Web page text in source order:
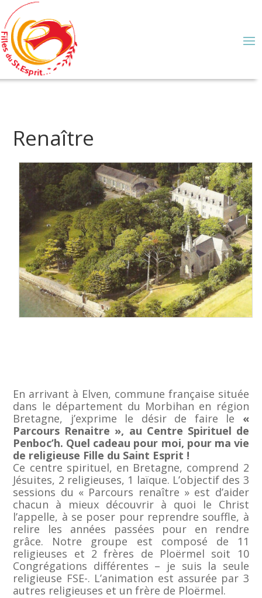
Renaître
En arrivant à Elven, commune française située
dans le département du Morbihan en région
Bretagne, j’exprime le désir de faire le «
Parcours Renaitre », au Centre Spirituel de
Penboc’h. Quel cadeau pour moi, pour ma vie
de religieuse Fille du Saint Esprit !
Ce centre spirituel, en Bretagne, comprend 2
Jésuites, 2 religieuses, 1 laïque. L’objectif des 3
sessions du « Parcours renaître » est d’aider
chacun à mieux découvrir à quoi le Christ
l’appelle, à se poser pour reprendre souffle, à
relire les années passées pour en rendre
grâce. Notre groupe est composé de 11
religieuses et 2 frères de Ploërmel soit 10
Congrégations différentes – je suis la seule
religieuse FSE-. L’animation est assurée par 3
autres religieuses et un frère de Ploërmel.